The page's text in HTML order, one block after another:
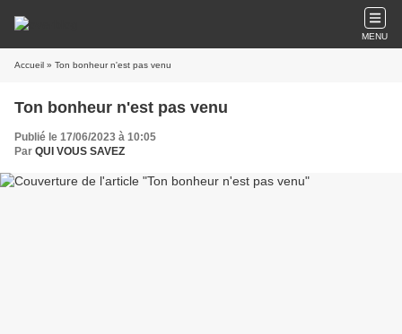
MENU
Accueil » Ton bonheur n'est pas venu
Ton bonheur n'est pas venu
Publié le 17/06/2023 à 10:05
Par QUI VOUS SAVEZ